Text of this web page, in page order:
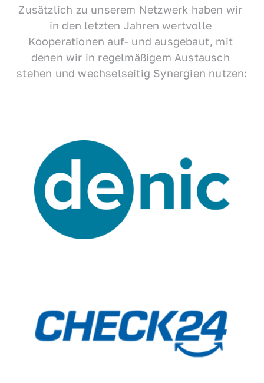
Zusätzlich zu unserem Netzwerk haben wir
in den letzten Jahren wertvolle
Kooperationen auf- und ausgebaut, mit
denen wir in regelmäßigem Austausch
stehen und wechselseitig Synergien nutzen: